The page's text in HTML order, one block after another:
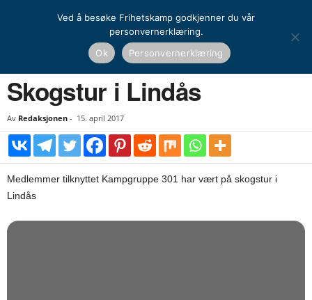
Skogstur i Lindås
Skogstur i Lindås
Av Redaksjonen - 15. april 2017
Medlemmer tilknyttet Kampgruppe 301 har vært på skogstur i
Lindås
Ved å besøke Frihetskamp godkjenner du vår
personvernerklæring.
Ok
Personvernerklæring